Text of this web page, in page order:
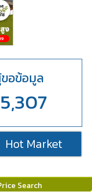
อข้อมูล
Hot Market
Search